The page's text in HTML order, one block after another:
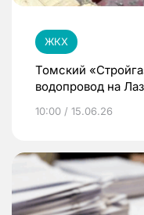
ЖКХ
Томский
водопровод на
10:00 / 15.06.26